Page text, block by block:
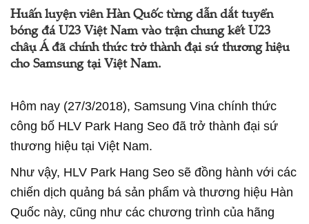
Huấn luyện viên Hàn Quốc từng dẫn dắt tuyển
bóng đá U23 Việt Nam vào trận chung kết U23
châụ Á đã chính thức trở thành đại sứ thương hiệu
cho Samsung tại Việt Nam.
Hôm nay (27/3/2018), Samsung Vina chính thức
công bố HLV Park Hang Seo đã trở thành đại sứ
thương hiệu tại Việt Nam.
Như vậy, HLV Park Hang Seo sẽ đồng hành với các
chiến dịch quảng bá sản phẩm và thương hiệu Hàn
Quốc này, cũng như các chương trình của hãng